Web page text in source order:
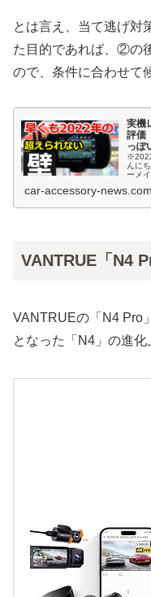
とは言え、当て逃げ対
た目的であれば、②の
ので、条件に合わせて
実機
評価
っぽ
んに
ーメ
の「
car-accessory-news.com
VANTRUE「N4
VANTRUEの「N4 Pro
となった「N4」の進化